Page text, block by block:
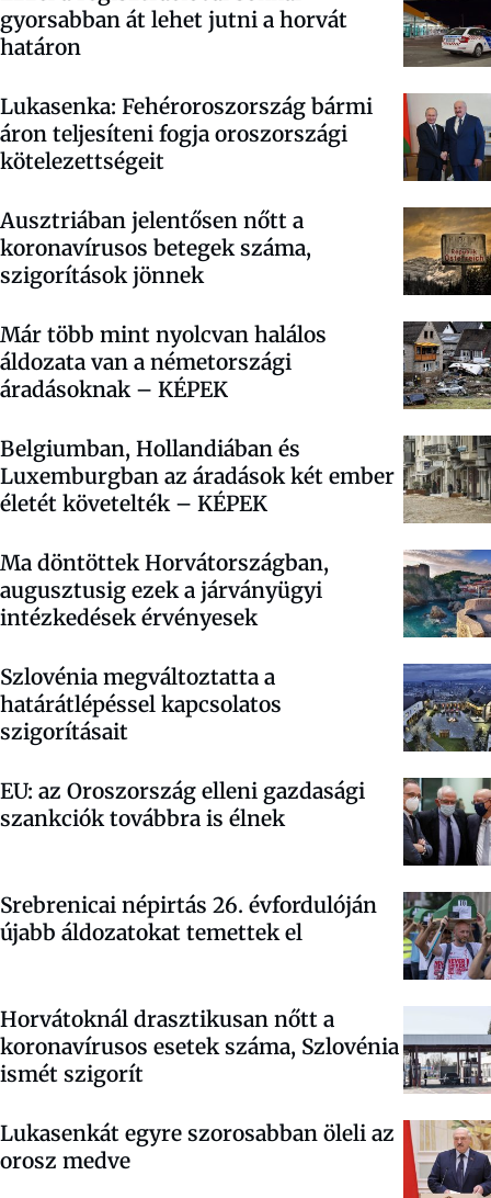
gyorsabban át lehet jutni a horvát
határon
Lukasenka: Fehéroroszország bármi
áron teljesíteni fogja oroszországi
kötelezettségeit
Ausztriában jelentősen nőtt a
koronavírusos betegek száma,
szigorítások jönnek
Már több mint nyolcvan halálos
áldozata van a németországi
áradásoknak – KÉPEK
Belgiumban, Hollandiában és
Luxemburgban az áradások két ember
életét követelték – KÉPEK
Ma döntöttek Horvátországban,
augusztusig ezek a járványügyi
intézkedések érvényesek
Szlovénia megváltoztatta a
határátlépéssel kapcsolatos
szigorításait
EU: az Oroszország elleni gazdasági
szankciók továbbra is élnek
Srebrenicai népirtás 26. évfordulóján
újabb áldozatokat temettek el
Horvátoknál drasztikusan nőtt a
koronavírusos esetek száma, Szlovénia
ismét szigorít
Lukasenkát egyre szorosabban öleli az
orosz medve